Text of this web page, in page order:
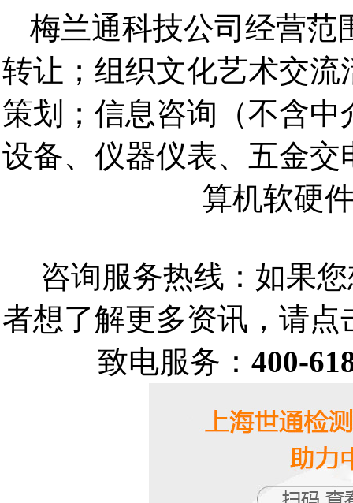
梅兰通科技公司 经营范
转让；组织文化艺术交
策划；信息咨询（不含
设备、仪器仪表、五金
算机软硬
咨询服务热线：如果
者想了解更多资讯，请点
致电服务： 400-